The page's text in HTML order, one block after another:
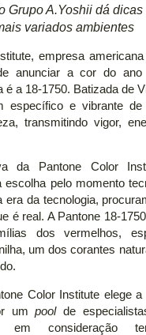
Grupo A.Yoshii dá dicas
variados ambientes
empresa
anunciar a cor do ano
é a 18-1750. Batizada de
específico e vibrante
transmitindo vigor,
da Pantone Color
escolha pelo momento
era da tecnologia,
é real. A Pantone 18-
dos vermelhos,
um dos corantes
Color Institute elege
umpoolde
consideração